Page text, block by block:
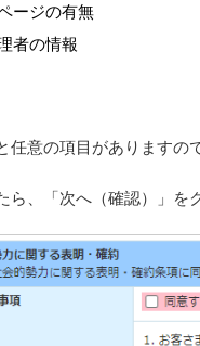
ージの有無
者の情報
任意の項目がありますの
ら、「次へ（確認）」を